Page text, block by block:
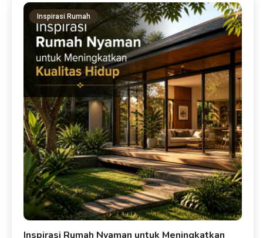
Inspirasi Rumah
Inspirasi Rumah Nyaman untuk Meningkatkan